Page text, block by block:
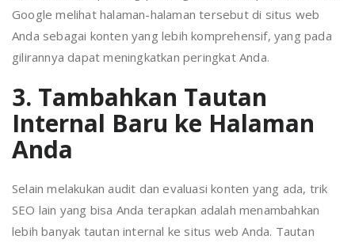
Google melihat halaman-halaman tersebut di situs web
Anda sebagai konten yang lebih komprehensif, yang pada
gilirannya dapat meningkatkan peringkat Anda.
3. Tambahkan Tautan
Internal Baru ke Halaman
Anda
Selain melakukan audit dan evaluasi konten yang ada, trik
SEO lain yang bisa Anda terapkan adalah menambahkan
lebih banyak tautan internal ke situs web Anda. Tautan